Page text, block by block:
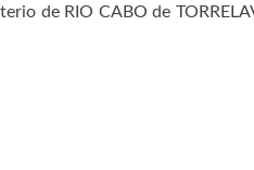
de RIO CABO de